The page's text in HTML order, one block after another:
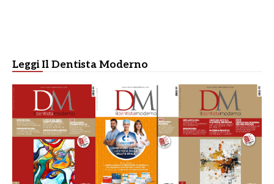
Leggi Il Dentista Moderno